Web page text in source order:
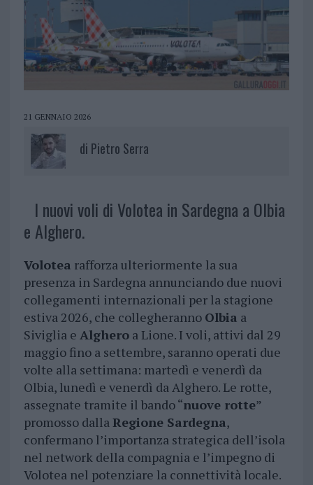
21 GENNAIO 2026
di Pietro Serra
I nuovi voli di Volotea in Sardegna a Olbia
e Alghero.
Volotea rafforza ulteriormente la sua
presenza in Sardegna annunciando due nuovi
collegamenti internazionali per la stagione
estiva 2026, che collegheranno Olbia a
Siviglia e Algheroa Lione. I voli, attivi dal 29
maggio fino a settembre, saranno operati due
volte alla settimana: martedì e venerdì da
Olbia, lunedì e venerdì da Alghero. Le rotte,
assegnate tramite il bando “nuove rotte”
promosso dallaRegione Sardegna,
confermano l’importanza strategica dell’isola
nel network della compagnia e l’impegno di
Volotea nel potenziare la connettività locale.